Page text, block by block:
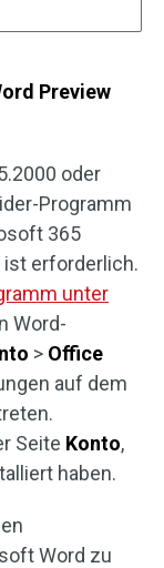
Preview
oder
Programm
365
ist erforderlich.
unter
Word-
> Office
auf dem
Seite Konto,
haben.
Word zu